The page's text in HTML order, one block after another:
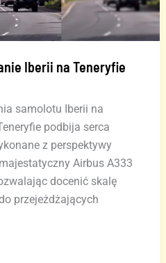
Iberii na Teneryfie
samolotu Iberii na
podbija serca
z perspektywy
Airbus A333
docenić skalę
przejeżdżających